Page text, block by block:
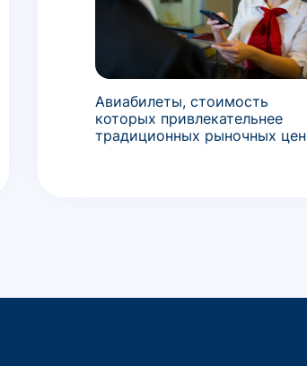
Авиабилеты, стоимость
которых привлекательнее
традиционных рыночных цен